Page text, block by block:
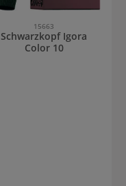
15663
Schwarzkopf Igora
Color 10